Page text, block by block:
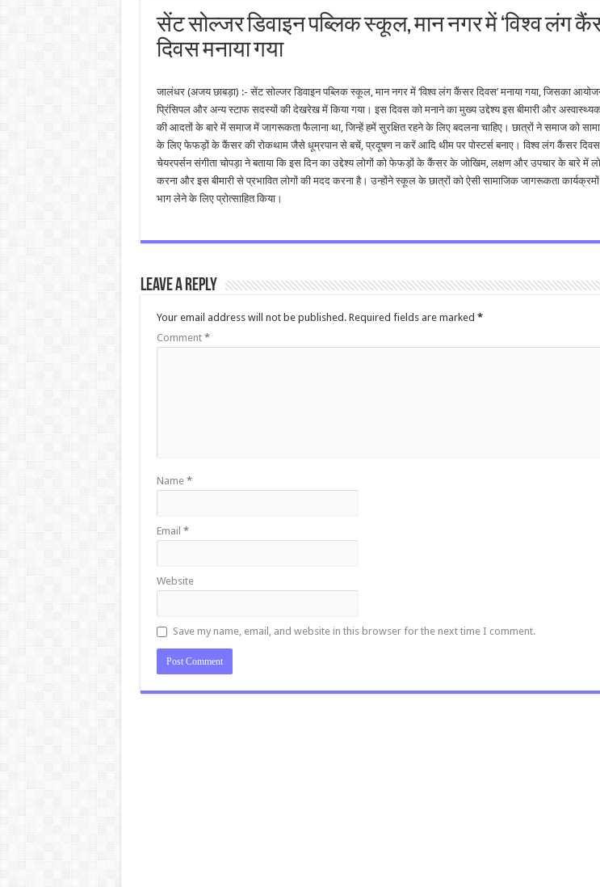
सेंट सोल्जर डिवाइन पब्लिक स्कूल, मान नगर में ‘विश्व लंग
दिवस मनाया गया
जालंधर (अजय छाबड़ा) :- सेंट सोल्जर डिवाइन पब्लिक स्कूल, मान नगर में ‘विश्व लंग कैंसर दिवस’ मनाया गया, जिसका
प्रिंसिपल और अन्य स्टाफ सदस्यों की देखरेख में किया गया। इस दिवस को मनाने का मुख्य उद्देश्य इस बीमारी और
की आदतों के बारे में समाज में जागरूकता फैलाना था, जिन्हें हमें सुरक्षित रहने के लिए बदलना चाहिए। छात्रों ने समाज को
के लिए फेफड़ों के कैंसर की रोकथाम जैसे धूम्रपान से बचें, प्रदूषण न करें आदि थीम पर पोस्टर्स बनाए। विश्व लंग कैंसर दिवस
चेयरपर्सन संगीता चोपड़ा ने बताया कि इस दिन का उद्देश्य लोगों को फेफड़ों के कैंसर के जोखिम, लक्षण और उपचार के बारे में
करना और इस बीमारी से प्रभावित लोगों की मदद करना है। उन्होंने स्कूल के छात्रों को ऐसी सामाजिक जागरूकता
भाग लेने के लिए प्रोत्साहित किया।
Leave a Reply
Your email address will not be published. Required fields are marked *
Comment *
Name *
Email *
Website
Save my name, email, and website in this browser for the next time I comment.